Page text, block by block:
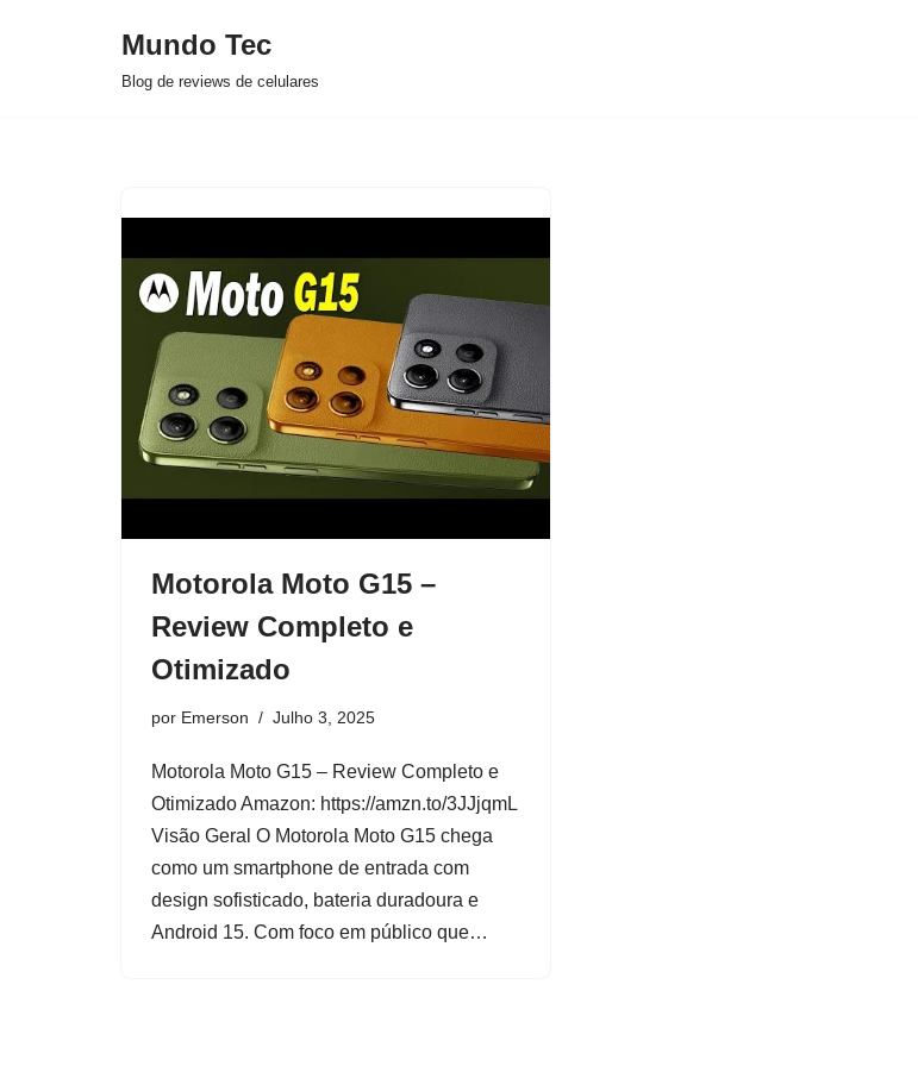
Mundo Tec
Blog de reviews de celulares
Motorola Moto G15 –
Review Completo e
Otimizado
por Emerson Julho 3, 2025
Motorola Moto G15 – Review Completo e
Otimizado Amazon: https://amzn.to/3JJjqmL
Visão Geral O Motorola Moto G15 chega
como um smartphone de entrada com
design sofisticado, bateria duradoura e
Android 15. Com foco em público que…